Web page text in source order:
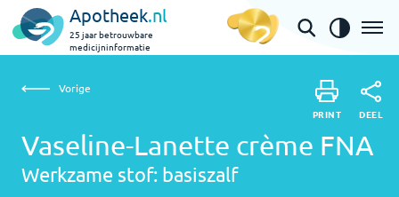
Apotheek.nl
25 jaar betrouwbare
medicijninformatie
Vaseline-Lanette crème FNA | basiszalf
Werkzame
stof:
basiszalf
Onderstaande
tekst
gaat
DEEL
Vorige
Vaseline-Lanette crème FNA
Werkzame stof: basiszalf
PRINT DEEL